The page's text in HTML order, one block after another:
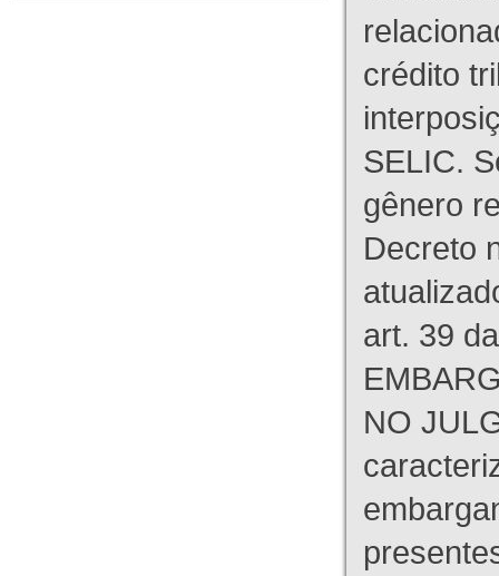
crédito
SELIC.
gênero
Decreto
art. 39
NO